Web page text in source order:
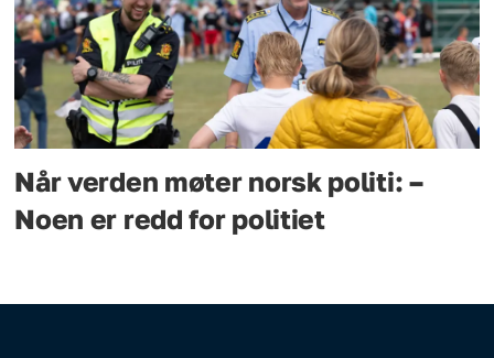
Når verden møter norsk politi: –
Noen er redd for politiet